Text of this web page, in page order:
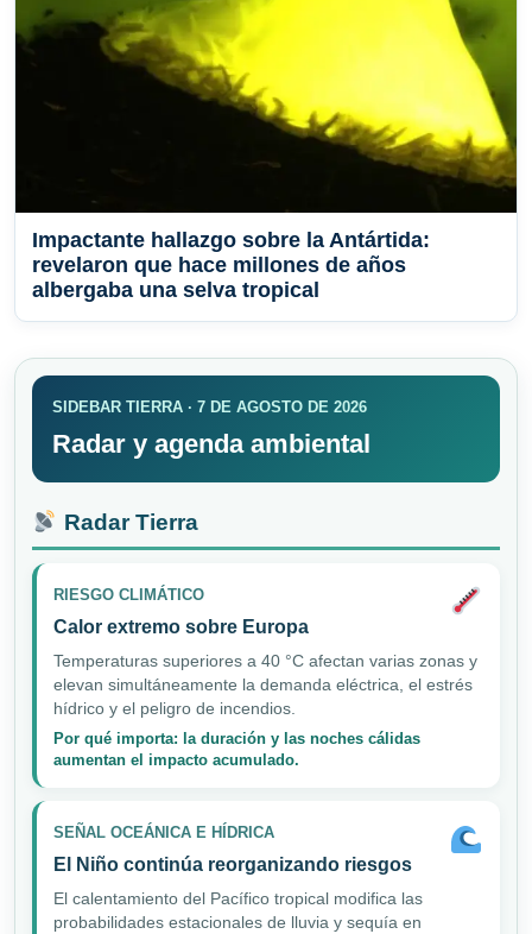
Impactante hallazgo sobre la Antártida:
revelaron que hace millones de años
albergaba una selva tropical
SIDEBAR TIERRA · 7 DE AGOSTO DE 2026
Radar y agenda ambiental
Radar Tierra
RIESGO CLIMÁTICO
Calor extremo sobre Europa
Temperaturas superiores a 40 °C afectan varias zonas y
elevan simultáneamente la demanda eléctrica, el estrés
hídrico y el peligro de incendios.
Por qué importa: la duración y las noches cálidas
aumentan el impacto acumulado.
SEÑAL OCEÁNICA E HÍDRICA
El Niño continúa reorganizando riesgos
El calentamiento del Pacífico tropical modifica las
probabilidades estacionales de lluvia y sequía en